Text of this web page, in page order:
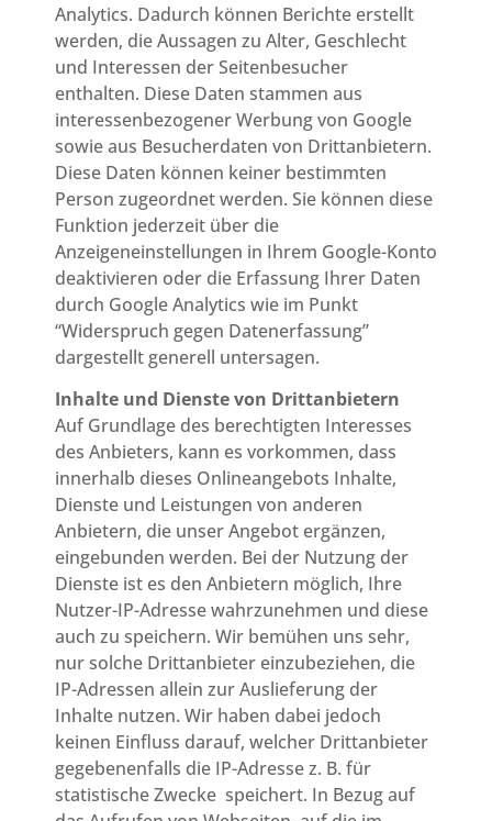
Analytics. Dadurch können Berichte erstellt
werden, die Aussagen zu Alter, Geschlecht
und Interessen der Seitenbesucher
enthalten. Diese Daten stammen aus
interessenbezogener Werbung von Google
sowie aus Besucherdaten von Drittanbietern.
Diese Daten können keiner bestimmten
Person zugeordnet werden. Sie können diese
Funktion jederzeit über die
Anzeigeneinstellungen in Ihrem Google-Konto
deaktivieren oder die Erfassung Ihrer Daten
durch Google Analytics wie im Punkt
“Widerspruch gegen Datenerfassung”
dargestellt generell untersagen.
Inhalte und Dienste von Drittanbietern
Auf Grundlage des berechtigten Interesses
des Anbieters, kann es vorkommen, dass
innerhalb dieses Onlineangebots Inhalte,
Dienste und Leistungen von anderen
Anbietern, die unser Angebot ergänzen,
eingebunden werden. Bei der Nutzung der
Dienste ist es den Anbietern möglich, Ihre
Nutzer-IP-Adresse wahrzunehmen und diese
auch zu speichern. Wir bemühen uns sehr,
nur solche Drittanbieter einzubeziehen, die
IP-Adressen allein zur Auslieferung der
Inhalte nutzen. Wir haben dabei jedoch
keinen Einfluss darauf, welcher Drittanbieter
gegebenenfalls die IP-Adresse z. B. für
statistische Zwecke speichert. In Bezug auf